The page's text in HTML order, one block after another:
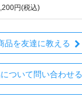
円(税込)
品を友達に教える
ついて問い合わせる